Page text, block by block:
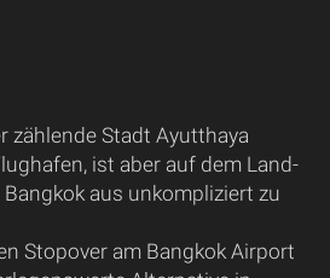
zählende Stadt Ayutthaya
ist aber auf dem Land-
aus unkompliziert zu
Stopover am Bangkok Airport